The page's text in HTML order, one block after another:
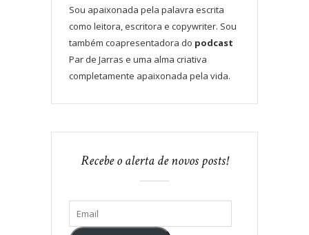
Sou apaixonada pela palavra escrita
como leitora, escritora e copywriter. Sou
também coapresentadora do podcast
Par de Jarras e uma alma criativa
completamente apaixonada pela vida.
Recebe o alerta de novos posts!